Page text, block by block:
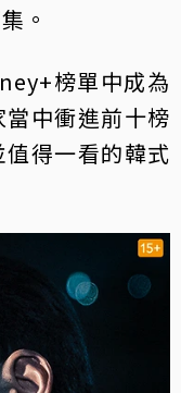
。
榜單中成為
中衝進前十榜
得一看的韓式